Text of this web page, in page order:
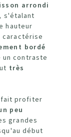
arrondi
s'étalant
hauteur
caractérise
bordé
contraste
très
fait profiter
peu
grandes
début